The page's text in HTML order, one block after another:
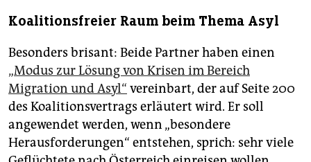
Koalitionsfreier Raum beim Thema Asyl
Besonders brisant: Beide Partner haben einen
„Modus zur Lösung von Krisen im Bereich
Migration und Asyl“ vereinbart, der auf Seite 200
des Koalitionsvertrags erläutert wird. Er soll
angewendet werden, wenn „besondere
Herausforderungen“ entstehen, sprich: sehr viele